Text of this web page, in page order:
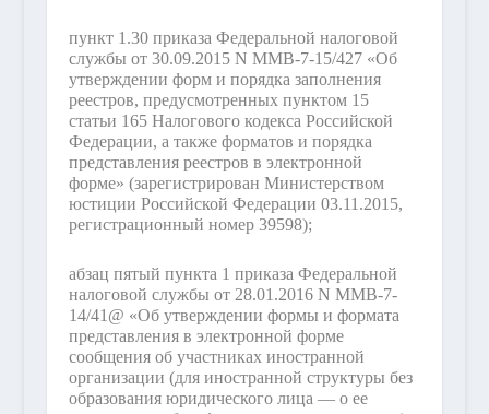
пункт 1.30 приказа Федеральной налоговой
службы от 30.09.2015 N ММВ-7-15/427 «Об
утверждении форм и порядка заполнения
реестров, предусмотренных пунктом 15
статьи 165 Налогового кодекса Российской
Федерации, а также форматов и порядка
представления реестров в электронной
форме» (зарегистрирован Министерством
юстиции Российской Федерации 03.11.2015,
регистрационный номер 39598);
абзац пятый пункта 1 приказа Федеральной
налоговой службы от 28.01.2016 N ММВ-7-
14/41@ «Об утверждении формы и формата
представления в электронной форме
сообщения об участниках иностранной
организации (для иностранной структуры без
образования юридического лица — о ее